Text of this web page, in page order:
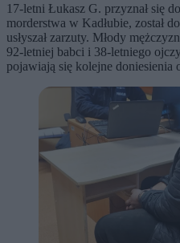
17-letni Łukasz G. przyznał się
morderstwa w Kadłubie, został
usłyszał zarzuty. Młody
92-letniej babci i 38-letniego
pojawiają się kolejne doniesienia